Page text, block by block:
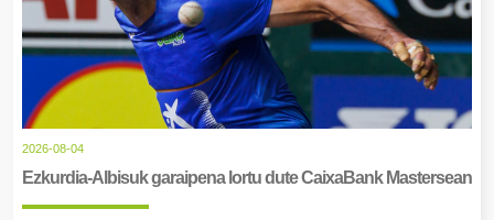
2026-08-04
Ezkurdia-Albisuk garaipena lortu dute CaixaBank Mastersean